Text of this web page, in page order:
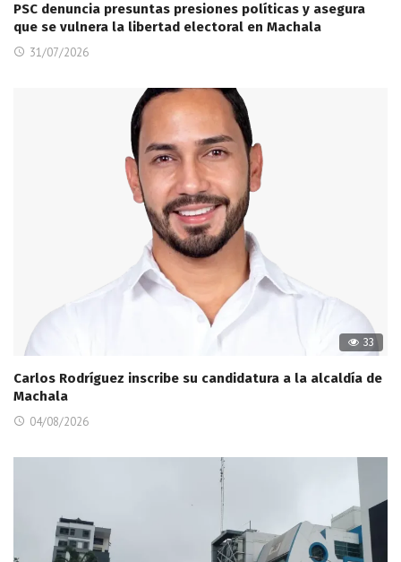
PSC denuncia presuntas presiones políticas y asegura
que se vulnera la libertad electoral en Machala
31/07/2026
33
Carlos Rodríguez inscribe su candidatura a la alcaldía de
Machala
04/08/2026